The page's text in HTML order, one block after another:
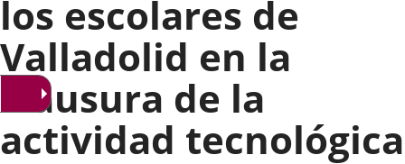
los escolares de
Valladolid en la
clausura de la
actividad tecnológica